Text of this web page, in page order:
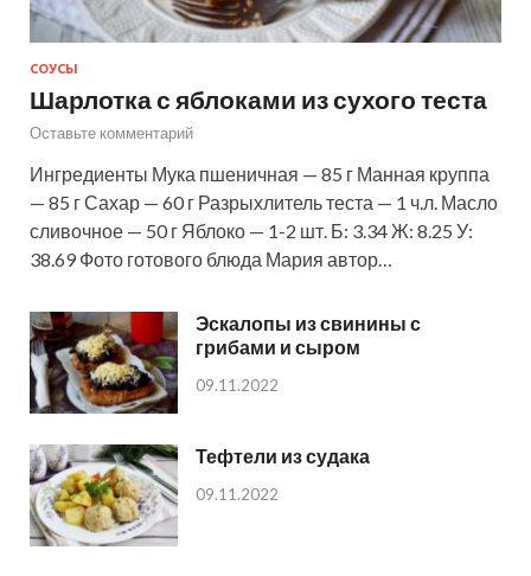
СОУСЫ
Шарлотка с яблоками из сухого теста
Оставьте комментарий
Ингредиенты Мука пшеничная — 85 г Манная круппа
— 85 г Сахар — 60 г Разрыхлитель теста — 1 ч.л. Масло
сливочное — 50 г Яблоко — 1-2 шт. Б: 3.34 Ж: 8.25 У:
38.69 Фото готового блюда Мария автор…
Эскалопы из свинины с
грибами и сыром
09.11.2022
Тефтели из судака
09.11.2022